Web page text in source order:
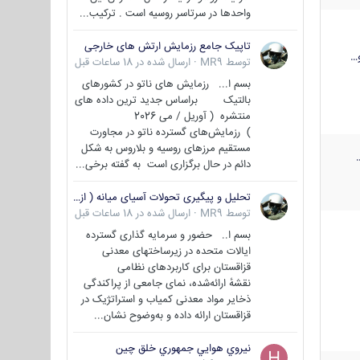
واحدها در سرتاسر روسیه است . ترکیب...
تاپیک جامع رزمایش ارتش های خارجی
توسط MR9
· ارسال شده در 18 ساعات قبل
بسم ا... رزمایش های ناتو در کشورهای
بالتیک براساس جدید ترین داده های
منتشره ( آوریل / می 2026
) رزمایش‌های گسترده ناتو در مجاورت
مستقیم مرزهای روسیه و بلاروس به شکل
دائم در حال برگزاری است به گفته برخی...
تحلیل و پیگیری تحولات آسیای میانه ( ازبکستان، تاجیکستان، ترکمنستان، قزاقستان و قرقیزستان )
توسط MR9
· ارسال شده در 18 ساعات قبل
بسم ا.. حضور و سرمایه گذاری گسترده
ایالات متحده در زیرساختهای معدنی
قزاقستان برای کاربردهای نظامی
نقشهٔ ارائه‌شده، نمای جامعی از پراکندگی
ذخایر مواد معدنی کمیاب و استراتژیک در
قزاقستان ارائه داده و به‌وضوح نشان...
نيروي هوايي جمهوري خلق چين